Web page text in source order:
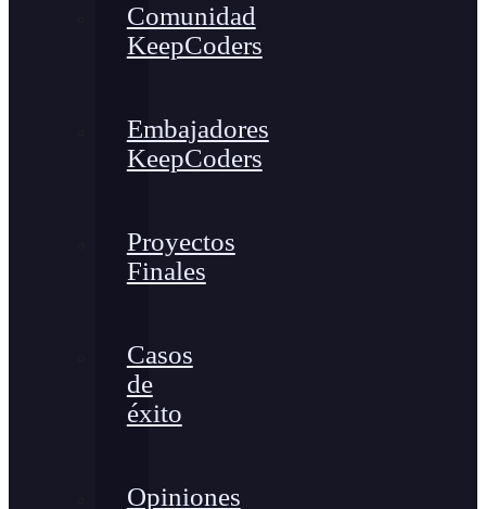
Comunidad
KeepCoders
Embajadores
KeepCoders
Proyectos
Finales
Casos
de
éxito
Opiniones